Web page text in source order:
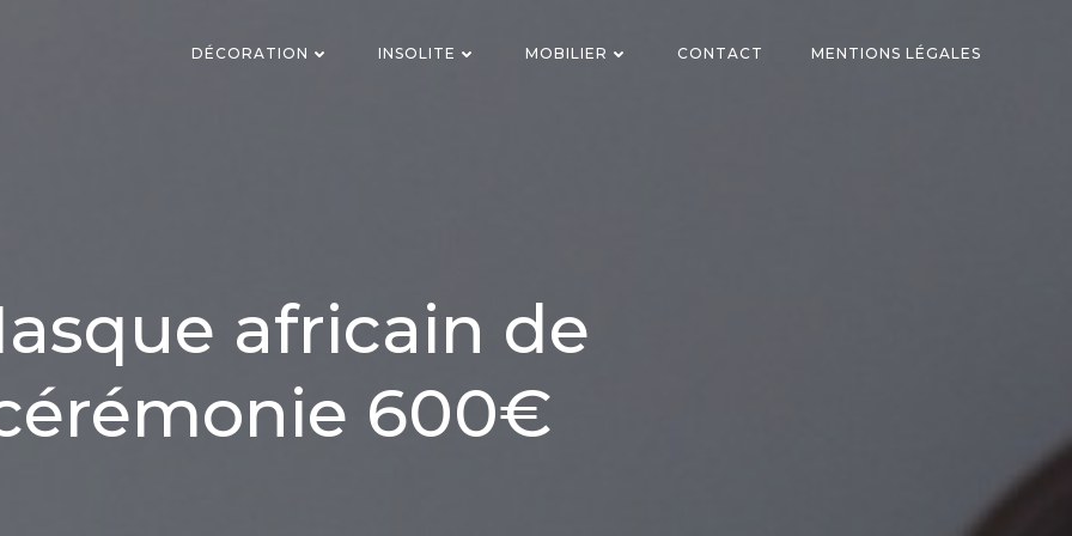
DÉCORATION INSOLITE MOBILIER CONTACT MENTIONS LÉGALES
africain de
600€